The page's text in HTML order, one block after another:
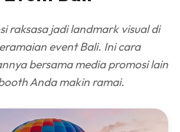
raksasa jadi landmark visual di
event Bali. Ini cara
bersama media promosi lain
Anda makin ramai.